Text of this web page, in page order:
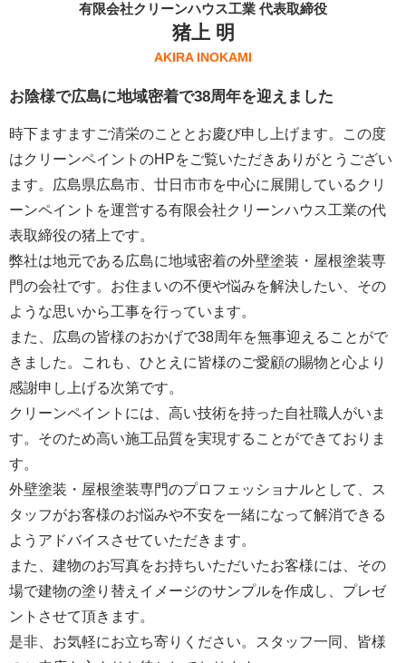
有限会社クリーンハウス工業 代表取締役
猪上 明
AKIRA INOKAMI
お陰様で広島に地域密着で38周年を迎えました
時下ますますご清栄のこととお慶び申し上げます。この度
はクリーンペイントのHPをご覧いただきありがとうござい
ます。広島県広島市、廿日市市を中心に展開しているクリ
ーンペイントを運営する有限会社クリーンハウス工業の代
表取締役の猪上です。
弊社は地元である広島に地域密着の外壁塗装・屋根塗装専
門の会社です。お住まいの不便や悩みを解決したい、その
ような思いから工事を行っています。
また、広島の皆様のおかげで38周年を無事迎えることがで
きました。これも、ひとえに皆様のご愛顧の賜物と心より
感謝申し上げる次第です。
クリーンペイントには、高い技術を持った自社職人がいま
す。そのため高い施工品質を実現することができておりま
す。
外壁塗装・屋根塗装専門のプロフェッショナルとして、ス
タッフがお客様のお悩みや不安を一緒になって解消できる
ようアドバイスさせていただきます。
また、建物のお写真をお持ちいただいたお客様には、その
場で建物の塗り替えイメージのサンプルを作成し、プレゼ
ントさせて頂きます。
是非、お気軽にお立ち寄りください。スタッフ一同、皆様